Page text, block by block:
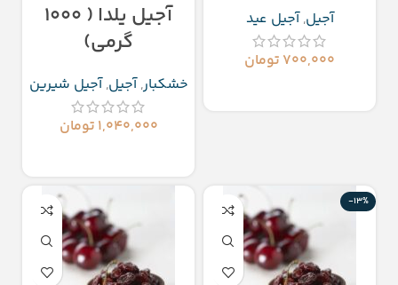
آجیل,آجیل عید
۷۰۰,۰۰۰ تومان
آجیل یلدا ( 1000
گرمی)
خشکبار,آجیل,آجیل شیرین
۱,۰۴۰,۰۰۰ تومان
-13%